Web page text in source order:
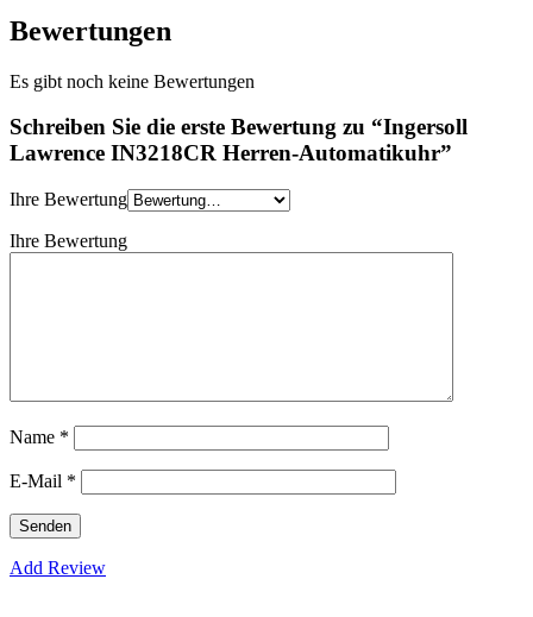
Bewertungen
Es gibt noch keine Bewertungen
Schreiben Sie die erste Bewertung zu “Ingersoll
Lawrence IN3218CR Herren-Automatikuhr”
Ihre Bewertung
Ihre Bewertung
Name *
E-Mail *
Add Review